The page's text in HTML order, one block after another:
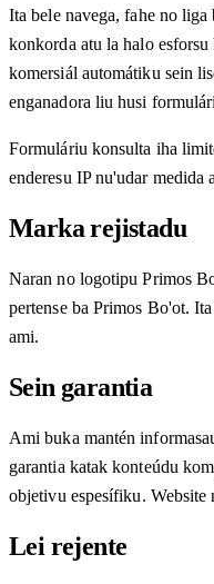
Ita bele navega, fahe no
konkorda atu la halo
komersiál automátiku sein
enganadora liu husi
Formuláriu konsulta iha
enderesu IP nu'udar medida
Marka rejistadu
Naran no logotipu Primos
pertense ba Primos Bo'ot.
ami.
Sein garantia
Ami buka mantén
garantia katak konteúdu
objetivu espesífiku. Website
Lei rejente